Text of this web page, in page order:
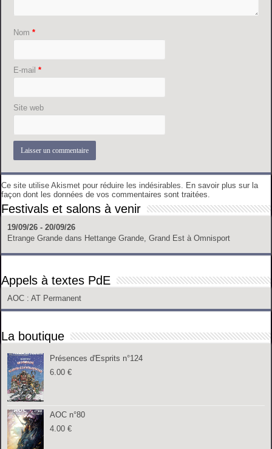
Nom*
E-mail*
Site web
Ce site utilise Akismet pour réduire les indésirables.
En savoir plus sur la
façon dont les données de vos commentaires sont traitées
Festivals et salons à venir
19/09/26 - 20/09/26
Etrange Grande dans Hettange Grande, Grand Est à Omnisport
Appels à textes PdE
AOC : AT Permanent
La boutique
Présences d'Esprits n°124
6.00€
AOC n°80
4.00€